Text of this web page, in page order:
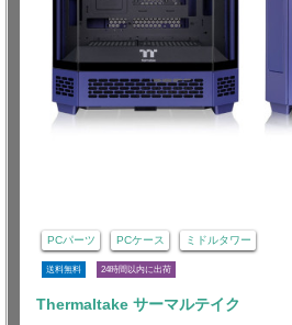
PCパーツ PCケース ミドルタワー
送料無料 24時間以内に出荷
Thermaltake サーマルテイク